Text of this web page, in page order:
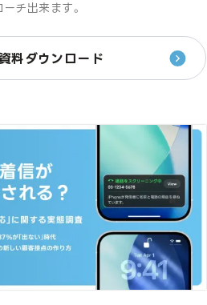
チ出来ます。
料ダウンロード